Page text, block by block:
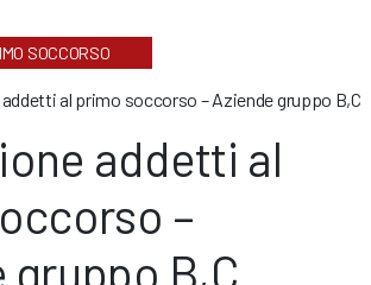
SOCCORSO
al primo soccorso – Aziende gruppo B,C
addetti al
–
gruppo B,C